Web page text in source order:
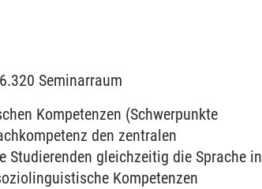
Seminarraum
Kompetenzen (Schwerpunkte
den zentralen
Studierenden gleichzeitig die Sprache in
Kompetenzen